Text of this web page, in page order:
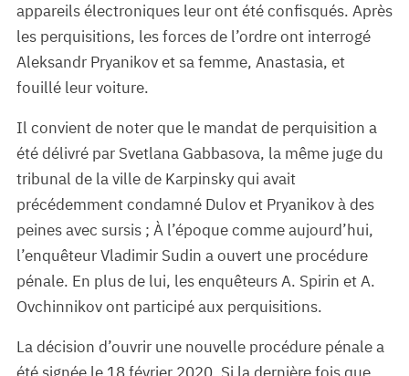
appareils électroniques leur ont été confisqués. Après
les perquisitions, les forces de l’ordre ont interrogé
Aleksandr Pryanikov et sa femme, Anastasia, et
fouillé leur voiture.
Il convient de noter que le mandat de perquisition a
été délivré par Svetlana Gabbasova, la même juge du
tribunal de la ville de Karpinsky qui avait
précédemment condamné Dulov et Pryanikov à des
peines avec sursis ; À l’époque comme aujourd’hui,
l’enquêteur Vladimir Sudin a ouvert une procédure
pénale. En plus de lui, les enquêteurs A. Spirin et A.
Ovchinnikov ont participé aux perquisitions.
La décision d’ouvrir une nouvelle procédure pénale a